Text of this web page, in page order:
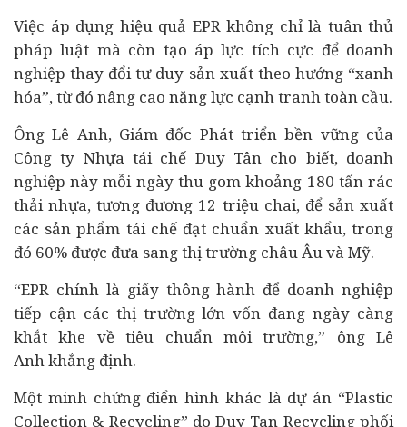
Việc áp dụng hiệu quả EPR không chỉ là tuân thủ
pháp luật mà còn tạo áp lực tích cực để doanh
nghiệp thay đổi tư duy sản xuất theo hướng “xanh
hóa”, từ đó nâng cao năng lực cạnh tranh toàn cầu.
Ông Lê Anh, Giám đốc Phát triển bền vững của
Công ty Nhựa tái chế Duy Tân cho biết, doanh
nghiệp này mỗi ngày thu gom khoảng 180 tấn rác
thải nhựa, tương đương 12 triệu chai, để sản xuất
các sản phẩm tái chế đạt chuẩn xuất khẩu, trong
đó 60% được đưa sang thị trường châu Âu và Mỹ.
“EPR chính là giấy thông hành để doanh nghiệp
tiếp cận các thị trường lớn vốn đang ngày càng
khắt khe về tiêu chuẩn môi trường,” ông Lê
Anhkhẳng định.
Một minh chứng điển hình khác là dự án “Plastic
Collection & Recycling” do Duy Tan Recycling phối